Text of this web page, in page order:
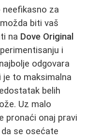
za
biti vaš
na Dove Original
i
odgovara
je to maksimalna
belih
Uz malo
pronaći onaj pravi
se osećate